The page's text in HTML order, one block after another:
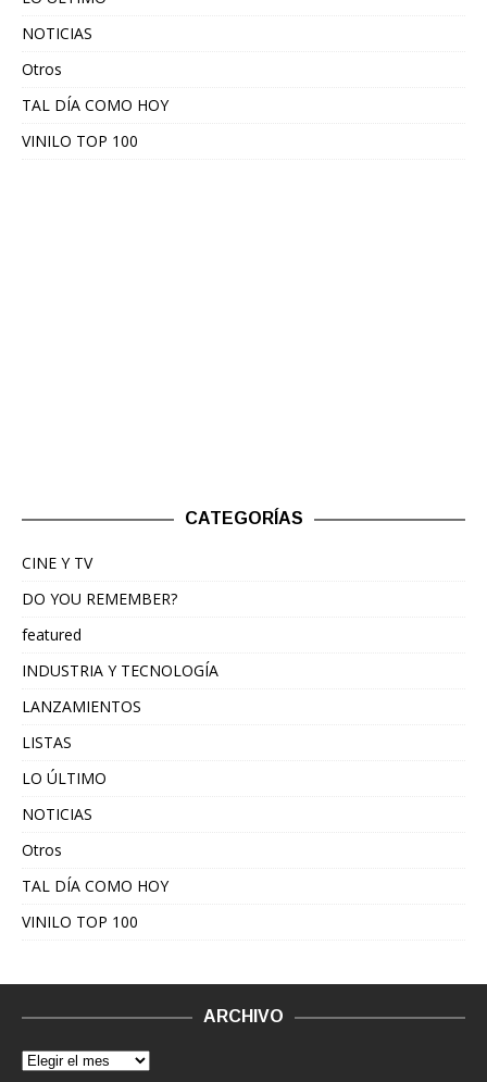
NOTICIAS
Otros
TAL DÍA COMO HOY
VINILO TOP 100
CATEGORÍAS
CINE Y TV
DO YOU REMEMBER?
featured
INDUSTRIA Y TECNOLOGÍA
LANZAMIENTOS
LISTAS
LO ÚLTIMO
NOTICIAS
Otros
TAL DÍA COMO HOY
VINILO TOP 100
ARCHIVO